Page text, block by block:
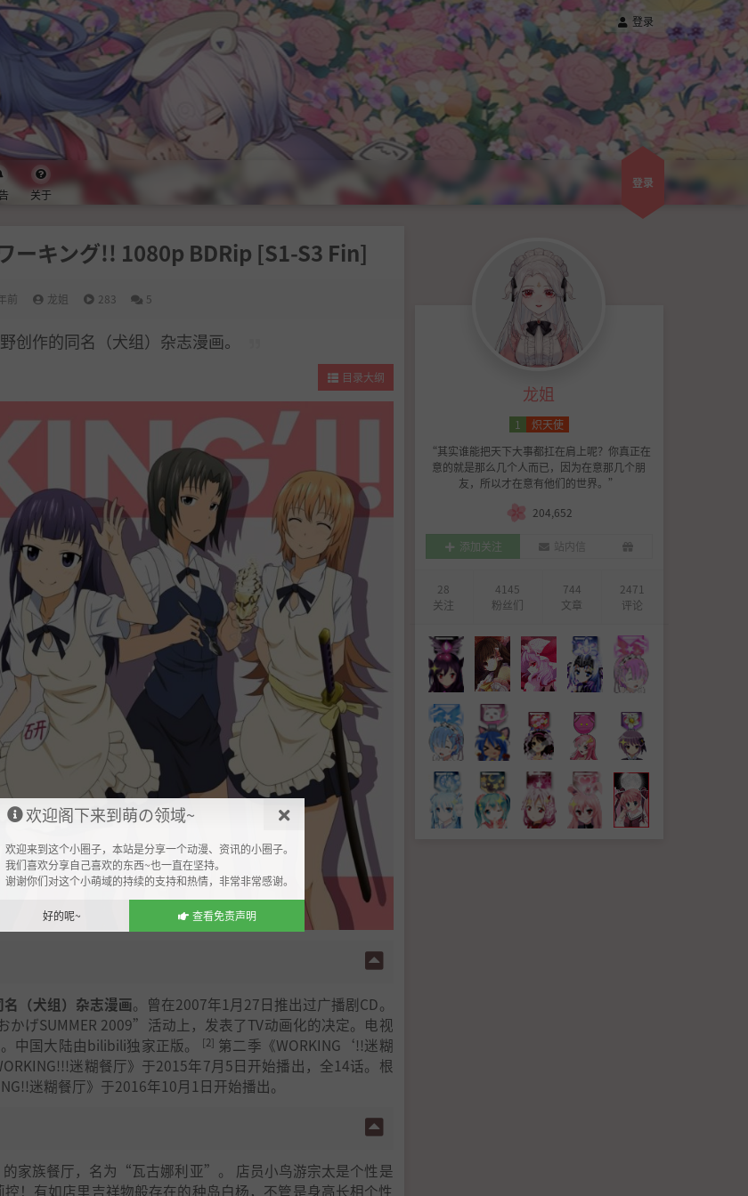
登录
关于
登录
ーキング!! 1080p BDRip [S1-S3 Fin]
前 龙姐 283 5
创作的同名（犬组）杂志漫画。
目录大纲
1.作品简介
2. 剧情简介
名（犬组）杂志漫画。曾在2007年1月27日推出过广播剧CD。
げSUMMER 2009”活动上，发表了TV动画化的决定。电视
中国大陆由bilibili独家正版。
[2] 第二季《WORKING‘!!迷糊
迷糊餐厅》于2015年7月5日开始播出，全14话。根
迷糊餐厅》于2016年10月1日开始播出。
家族餐厅，名为“瓦古娜利亚”。 店员小鸟游宗太是个性是
！有如店里吉祥物般存在的种岛白杨，不管是身高长相个性
龙姐
1
炽天使
“其实谁能把天下大事都扛在肩上呢？你真正在
意的就是那么几个人而已，因为在意那几个朋
友，所以才在意有他们的世界。”
204,652
添加关注 站内信
28
关注
4145
粉丝们
744
文章
2471
评论
欢迎阁下来到萌の领域~
欢迎来到这个小圈子，本站是分享一个动漫、资讯的小圈子。
我们喜欢分享自己喜欢的东西~也一直在坚持。
谢谢你们对这个小萌域的持续的支持和热情，非常非常感谢。
好的呢~ 查看免责声明